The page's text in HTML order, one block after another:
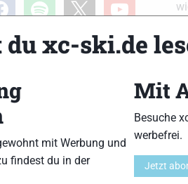
xc-ski.de
mit Werbung und
findest du in der
Mit
Besuche
werbefrei.
Jetzt